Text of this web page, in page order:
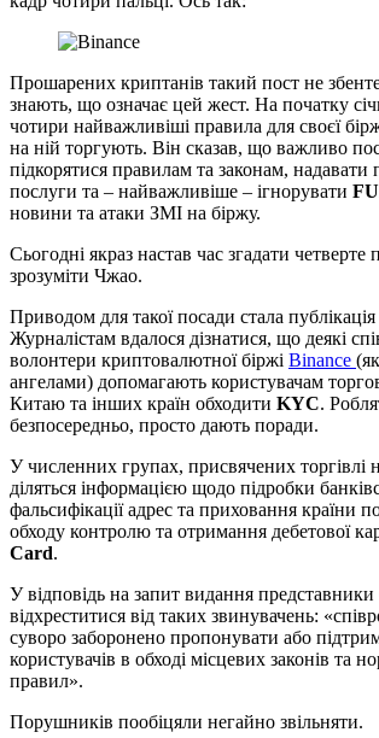
Прошарених криптанів такий пост не
знають, що означає цей жест. На початку
чотири найважливіші правила для своєї
на ній торгують. Він сказав, що важливо
підкорятися правилам та законам, надавати
послуги та – найважливіше – ігнорувати
новини та атаки ЗМІ на біржу.
Сьогодні якраз настав час згадати четверте
зрозуміти Чжао.
Приводом для такої посади стала публікація
Журналістам вдалося дізнатися, що деякі
волонтери криптовалютної біржі Binance
ангелами) допомагають користувачам
Китаю та інших країн обходити KYC.
безпосередньо, просто дають поради.
У численних групах, присвячених торгівлі
діляться інформацією щодо підробки
фальсифікації адрес та приховання країни
обходу контролю та отримання дебетової
Card.
У відповідь на запит видання
відхреститися від таких звинувачень:
суворо заборонено пропонувати або
користувачів в обході місцевих законів та
правил».
Порушників пообіцяли негайно звільняти.